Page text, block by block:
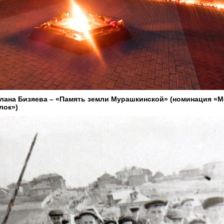
Бизяева – «Память земли Мурашкинской» (номинация